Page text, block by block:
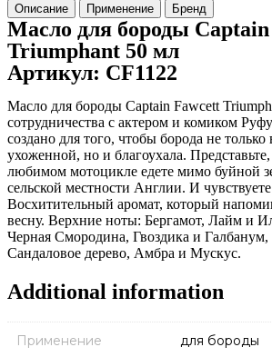
Описание Применение Бренд
Масло для бороды
Triumphant 50 мл
Артикул: CF1122
Масло для бороды Captain Fawcett
сотрудничества с актером и комиком
создано для того, чтобы борода не только
ухоженной, но и благоухала.
любимом мотоцикле едете мимо буйной
сельской местности Англии. И чувствуете
Восхитительный аромат, который
весну. Верхние ноты: Бергамот, Лайм и
Черная Смородина, Гвоздика и Галбанум,
Сандаловое дерево, Амбра и Мускус.
Additional information
Применение для бороды